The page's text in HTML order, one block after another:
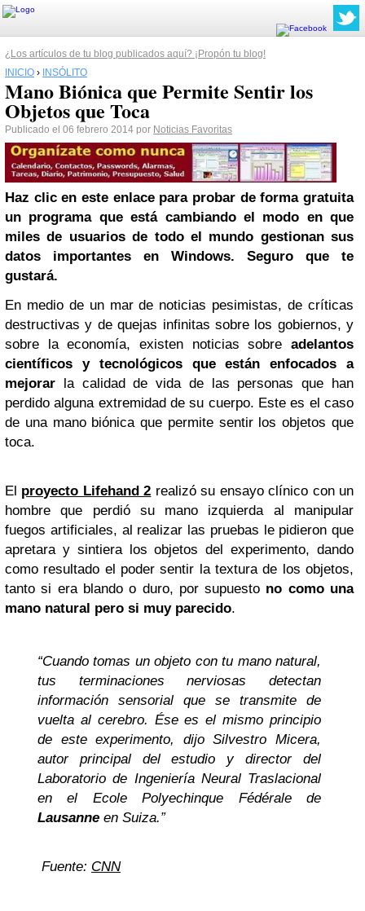
¿Los artículos de tu blog publicados aquí? ¡Propón tu blog!
INICIO › INSÓLITO
Mano Biónica que Permite Sentir los
Objetos que Toca
Publicado el 06 febrero 2014 por Noticias Favoritas
Haz clic en este enlace para probar de forma gratuita
un programa que está cambiando el modo en que
miles de usuarios de todo el mundo gestionan sus
datos importantes en Windows. Seguro que te
gustará.
En medio de un mar de noticias pesimistas, de críticas
destructivas y de quejas infinitas sobre los gobiernos, y
sobre la economía, existen noticias sobre adelantos
científicos y tecnológicos que están enfocados a
mejorar la calidad de vida de las personas que han
perdido alguna extremidad de su cuerpo. Este es el caso
de una mano biónica que permite sentir los objetos que
toca.
El proyecto Lifehand 2 realizó su ensayo clínico con un
hombre que perdió su mano izquierda al manipular
fuegos artificiales, al realizar las pruebas le pidieron que
apretara y sintiera los objetos del experimento, dando
como resultado el poder sentir la textura de los objetos,
tanto si era blando o duro, por supuesto no como una
mano natural pero si muy parecido.
“Cuando tomas un objeto con tu mano natural,
tus terminaciones nerviosas detectan
información sensorial que se transmite de
vuelta al cerebro. Ése es el mismo principio
de este experimento, dijo Silvestro Micera,
autor principal del estudio y director del
Laboratorio de Ingeniería Neural Traslacional
en el Ecole Polyechinque Fédérale de
Lausanne en Suiza.”
Fuente: CNN